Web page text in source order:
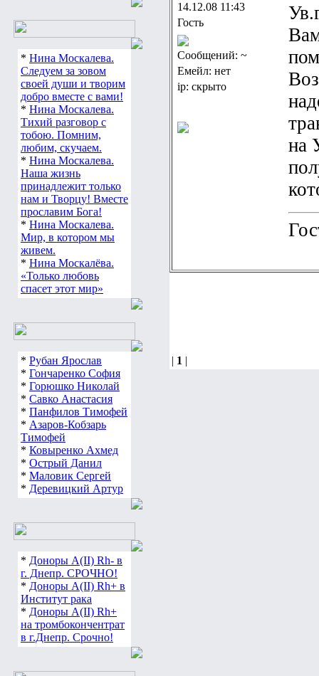
* Нина Москалева.
Следуем за зовом
своей души и творим
добро вместе с вами!
* Нина Москалева.
Тихий разговор с
тобою. Помним,
любим, скучаем.
* Нина Москалева.
Наша жизнь
принадлежит только
нам и Творцу! Вместе
прославим Бога!
* Нина Москалева.
Мир, в котором мы
живем.
* Нина Москалёва.
«Только любовь
спасет этот мир»
* Рубан Ярослав
* Гончаренко София
* Горюшко Николай
* Савко Анастасия
* Панфилов Тимофей
* Азаров-Кобзарь
Тимофей
* Ковыренко Ахмед
* Острый Данил
* Маловик Сергей
* Деревицкий Артур
* Доноры А(ІІ) Rh- в
г. Днепр. СРОЧНО!
* Доноры А(ІІ) Rh+ в
Институт рака
* Доноры А(ІІ) Rh+
на тромбокончентрат
в г.Днепр. Срочно!
14.12.08 11:43
Гость
Сообщений: ~
Емейл: нет
ip: скрыто
на
| 1 |